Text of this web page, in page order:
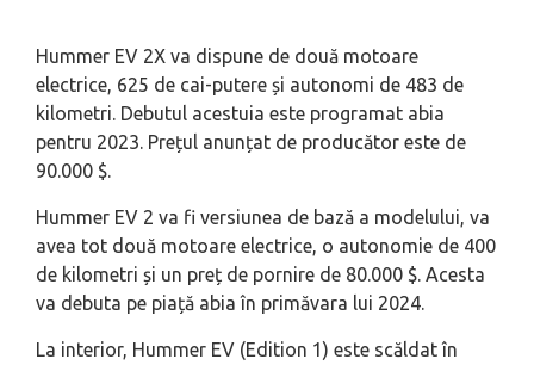
Hummer EV 2X va dispune de două motoare
electrice, 625 de cai-putere și autonomi de 483 de
kilometri. Debutul acestuia este programat abia
pentru 2023. Prețul anunțat de producător este de
90.000 $.
Hummer EV 2 va fi versiunea de bază a modelului, va
avea tot două motoare electrice, o autonomie de 400
de kilometri și un preț de pornire de 80.000 $. Acesta
va debuta pe piață abia în primăvara lui 2024.
La interior, Hummer EV (Edition 1) este scăldat în